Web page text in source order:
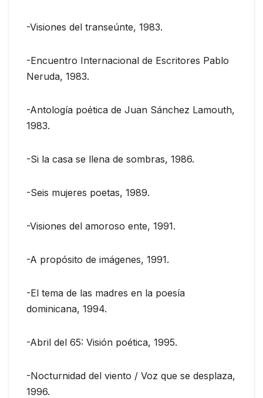
-Visiones del transeúnte, 1983.
-Encuentro Internacional de Escritores Pablo
Neruda, 1983.
-Antología poética de Juan Sánchez Lamouth,
1983.
-Si la casa se llena de sombras, 1986.
-Seis mujeres poetas, 1989.
-Visiones del amoroso ente, 1991.
-A propósito de imágenes, 1991.
-El tema de las madres en la poesía
dominicana, 1994.
-Abril del 65: Visión poética, 1995.
-Nocturnidad del viento / Voz que se desplaza,
1996.